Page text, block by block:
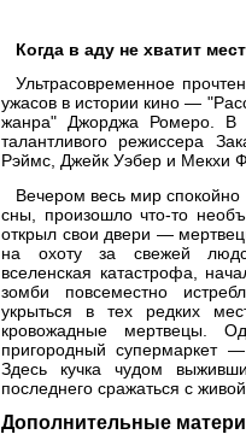
Когда в аду не хватит
Ультрасовременное
ужасов в истории кино —
жанра" Джорджа Ромеро. В
талантливого режиссера
Рэймс, Джейк Уэбер и Мекхи
Вечером весь мир
сны, произошло что-то
открыл свои двери —
на охоту за свежей
вселенская катастрофа,
зомби повсеместно
укрыться в тех редких
кровожадные мертвецы.
пригородный супермаркет
Здесь кучка чудом
последнего сражаться с
Дополнительные